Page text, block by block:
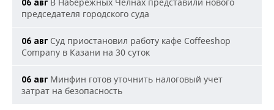
06 авг
председателя городского суда
06 авг Суд приостановил работу кафе Coffeeshop
Company в Казани на 30 суток
06 авг Минфин готов уточнить налоговый учет
затрат на безопасность